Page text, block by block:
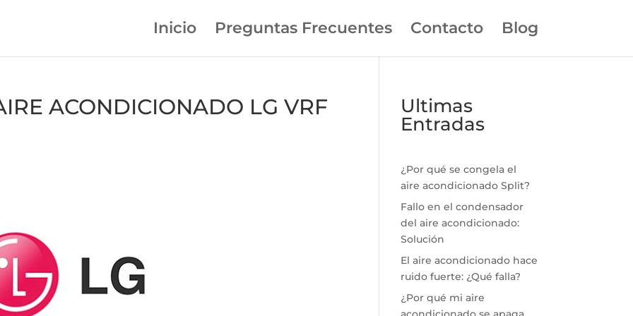
Inicio Preguntas Frecuentes Contacto Blog
ACONDICIONADO LG VRF
Ultimas
Entradas
¿Por qué se congela el
aire acondicionado Split?
Fallo en el condensador
del aire acondicionado:
Solución
El aire acondicionado hace
ruido fuerte: ¿Qué falla?
¿Por qué mi aire